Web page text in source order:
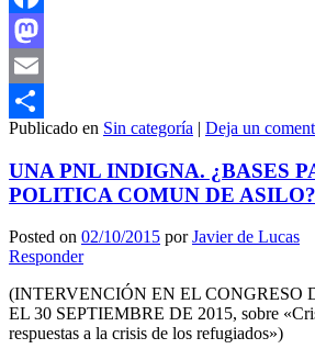
Facebook
Mastodon
Email
Compartir
Publicado en Sin categoría | Deja un
UNA PNL INDIGNA. ¿BASES
POLITICA COMUN DE ASILO?
Posted on 02/10/2015 porJavier de Lucas
Responder
(INTERVENCIÓN EN EL CONGRESO
EL 30 SEPTIEMBRE DE 2015, sobre
respuestas a la crisis de los refugiados»)